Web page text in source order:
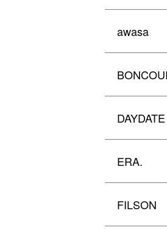
awasa
DAYDATE
ERA.
FILSON